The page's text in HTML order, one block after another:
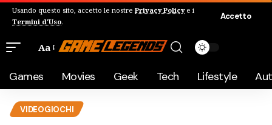
Usando questo sito, accetto le nostre Privacy Policye i
Termini d'Uso.
Accetto
Aa
Games Movies Geek Tech Lifestyle
VIDEOGIOCHI